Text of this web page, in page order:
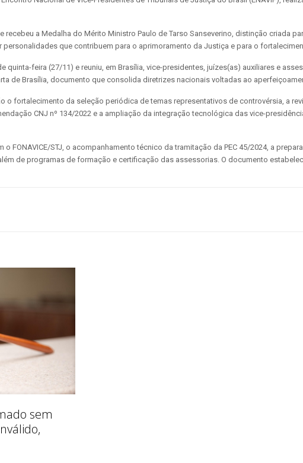
recebeu a Medalha do Mérito Ministro Paulo de Tarso Sanseverino, distinção criada
personalidades que contribuem para o aprimoramento da Justiça e para o
quinta-feira (27/11) e reuniu, em Brasília, vice-presidentes, juízes(as) auxiliares e
de Brasília, documento que consolida diretrizes nacionais voltadas ao
o fortalecimento da seleção periódica de temas representativos de controvérsia, a
CNJ nº 134/2022 e a ampliação da integração tecnológica das vice-
FONAVICE/STJ, o acompanhamento técnico da tramitação da PEC 45/2024, a
de programas de formação e certificação das assessorias. O documento
sem